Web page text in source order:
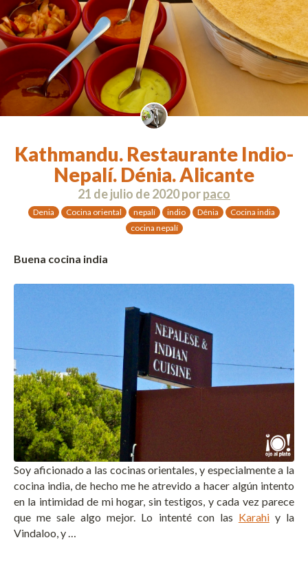
Kathmandu. Restaurante Indio-
Nepalí. Dénia. Alicante
21 de julio de 2020porpaco
Denia Cocina oriental nepalí indio Dénia
Cocina india
cocina nepalí
Buena cocina india
Soy aficionado a las cocinas orientales, y especialmente a la
cocina india, de hecho me he atrevido a hacer algún intento
en la intimidad de mi hogar, sin testigos, y cada vez parece
que me sale algo mejor. Lo intenté con las Karahiy la
Vindaloo, y …